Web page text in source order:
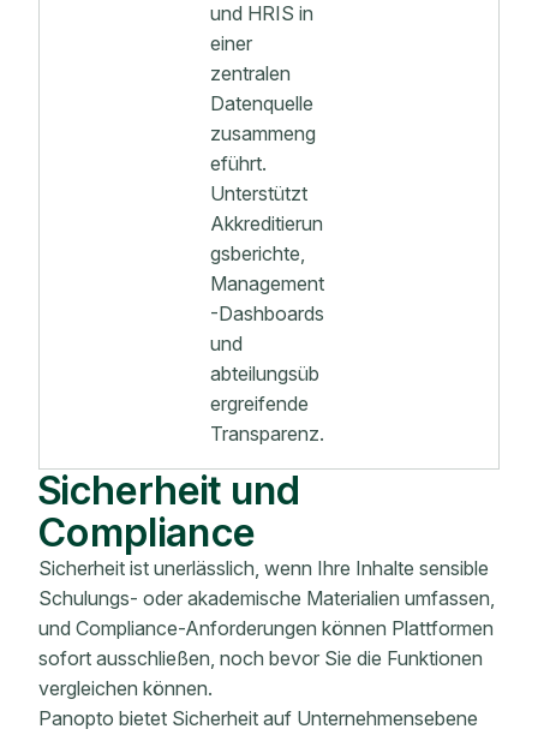
und HRIS in
einer
zentralen
Datenquelle
zusammeng
eführt.
Unterstützt
Akkreditierun
gsberichte,
Management
-Dashboards
und
abteilungsüb
ergreifende
Transparenz.
Sicherheit und
Compliance
Sicherheit ist unerlässlich, wenn Ihre Inhalte sensible
Schulungs- oder akademische Materialien umfassen,
und Compliance-Anforderungen können Plattformen
sofort ausschließen, noch bevor Sie die Funktionen
vergleichen können.
Panopto bietet Sicherheit auf Unternehmensebene